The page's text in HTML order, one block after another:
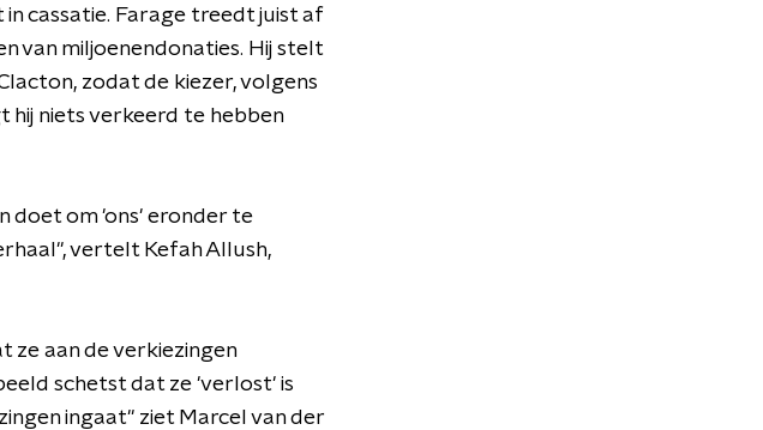
cassatie. Farage treedt juist af
van miljoenendonaties. Hij stelt
zodat de kiezer, volgens
hij niets verkeerd te hebben
doet om 'ons' eronder te
vertelt Kefah Allush,
ze aan de verkiezingen
schetst dat ze 'verlost' is
ingaat" ziet Marcel van der